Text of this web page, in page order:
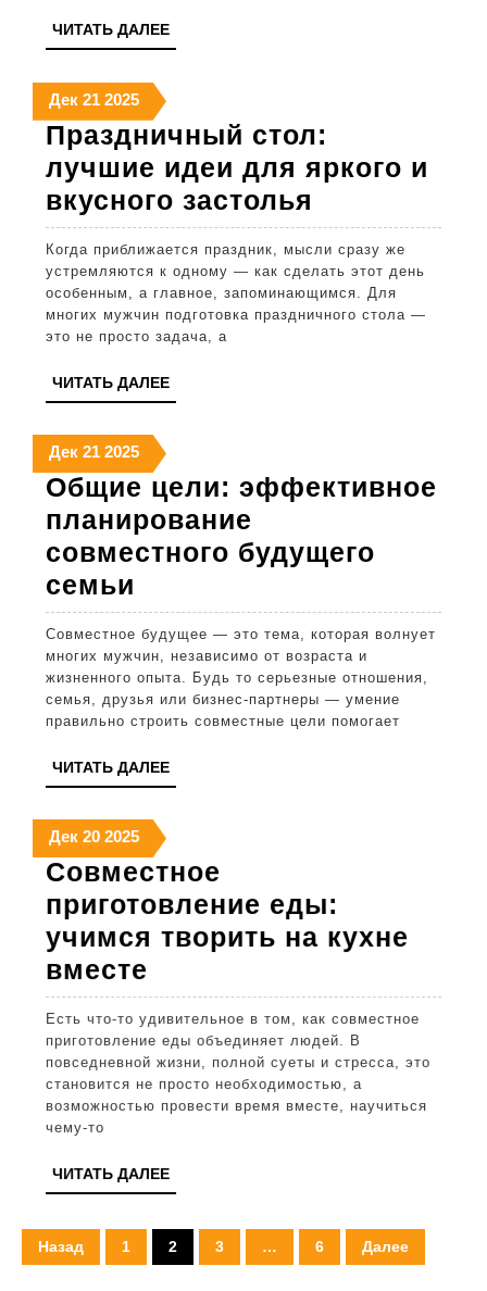
ЧИТАТЬ ДАЛЕЕЧИТАТЬ
ДАЛЕЕ
Дек21
декабря
2025
21 21
декабря
2025
202521
декабря
2025
Праздничный стол:
лучшие идеи для яркого и
вкусного застолья
стол:
лучшие
идеи
для
Когда приближается праздник, мысли сразу же
устремляются к одному — как сделать этот день
особенным, а главное, запоминающимся. Для
многих мужчин подготовка праздничного стола —
это не просто задача, а
ЧИТАТЬ ДАЛЕЕЧИТАТЬ
ДАЛЕЕ
Дек21
декабря
2025
21 21
декабря
2025
202521
декабря
2025
Общие цели: эффективное
планирование
совместного будущего
семьи
цели:
эффективное
планирование
совместного
семьи
Совместное будущее — это тема, которая волнует
многих мужчин, независимо от возраста и
жизненного опыта. Будь то серьезные отношения,
семья, друзья или бизнес-партнеры — умение
правильно строить совместные цели помогает
ЧИТАТЬ ДАЛЕЕЧИТАТЬ
ДАЛЕЕ
Дек20
декабря
2025
2020
декабря
2025
202520
декабря
2025
Совместное
приготовление еды:
учимся творить на кухне
вместе
приготовление
еды:
учимся
творить
кухне
вместе
Есть что-то удивительное в том, как совместное
приготовление еды объединяет людей. В
повседневной жизни, полной суеты и стресса, это
становится не просто необходимостью, а
возможностью провести время вместе, научиться
чему-то
ЧИТАТЬ ДАЛЕЕЧИТАТЬ
ДАЛЕЕ
Пагинация
записей
Назад 1 2 3 … 6 Далее